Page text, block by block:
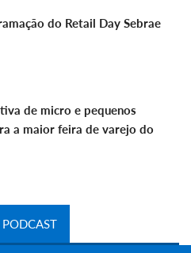
do Retail Day Sebrae
de micro e pequenos
a maior feira de varejo do